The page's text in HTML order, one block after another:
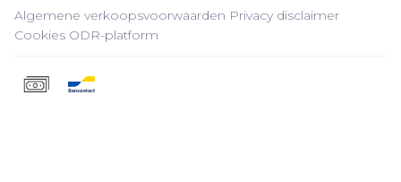
Algemene verkoopsvoorwaarden Privacy disclaimer
Cookies ODR-platform